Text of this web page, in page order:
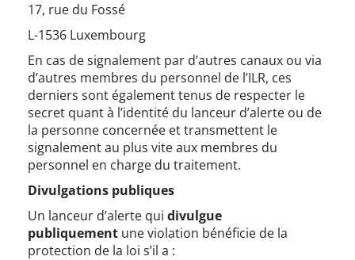
17, rue du Fossé
L-1536 Luxembourg
En cas de signalement par d’autres canaux ou via
d’autres membres du personnel de l’ILR, ces
derniers sont également tenus de respecter le
secret quant à l’identité du lanceur d’alerte ou de
la personne concernée et transmettent le
signalement au plus vite aux membres du
personnel en charge du traitement.
Divulgations publiques
Un lanceur d’alerte qui divulgue
publiquement une violation bénéficie de la
protection de la loi s’il a :